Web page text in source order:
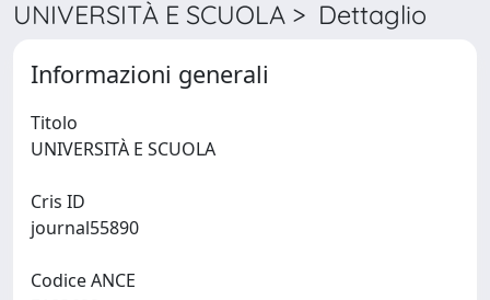
UNIVERSITÀ E SCUOLA > Dettaglio
Informazioni generali
Titolo
Cris ID
Codice ANCE